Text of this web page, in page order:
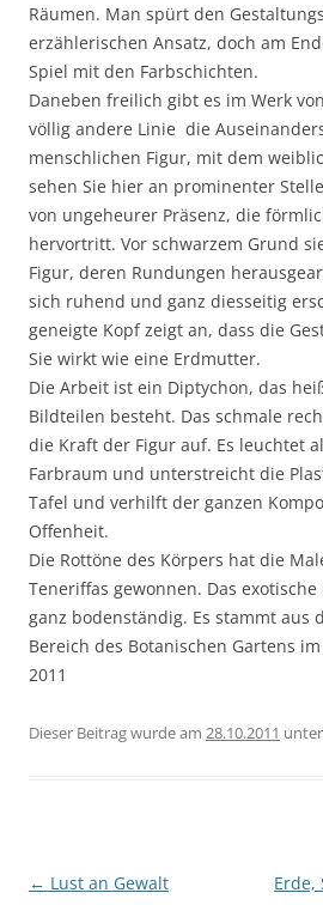
Räumen. Man spürt den
erzählerischen Ansatz, doch am
Spiel mit den Farbschichten.
Daneben freilich gibt es im Werk
völlig andere Linie  die
menschlichen Figur, mit dem
sehen Sie hier an prominenter
von ungeheurer Präsenz, die
hervortritt. Vor schwarzem Grund
Figur, deren Rundungen
sich ruhend und ganz diesseitig
geneigte Kopf zeigt an, dass die
Sie wirkt wie eine Erdmutter.
Die Arbeit ist ein Diptychon, das
Bildteilen besteht. Das schmale
die Kraft der Figur auf. Es leuchtet
Farbraum und unterstreicht die
Tafel und verhilft der ganzen
Offenheit.
Die Rottöne des Körpers hat die
Teneriffas gewonnen. Das
ganz bodenständig. Es stammt aus
Bereich des Botanischen Gartens
2011
Dieser Beitrag wurde am 28.10.2011 unter
Beitragsnavigation
← Lust an Gewalt
Erde,